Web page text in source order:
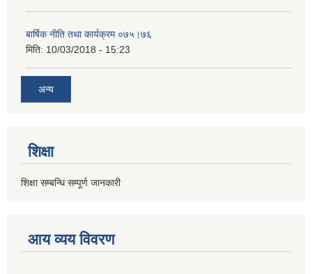
बार्षिक नीति तथा कार्यक्रम ०७५।७६
मिति: 10/03/2018 - 15:23
अन्य
शिक्षा
शिक्षा सम्बन्धि सम्पूर्ण जानकारी
आय व्यय विवरण